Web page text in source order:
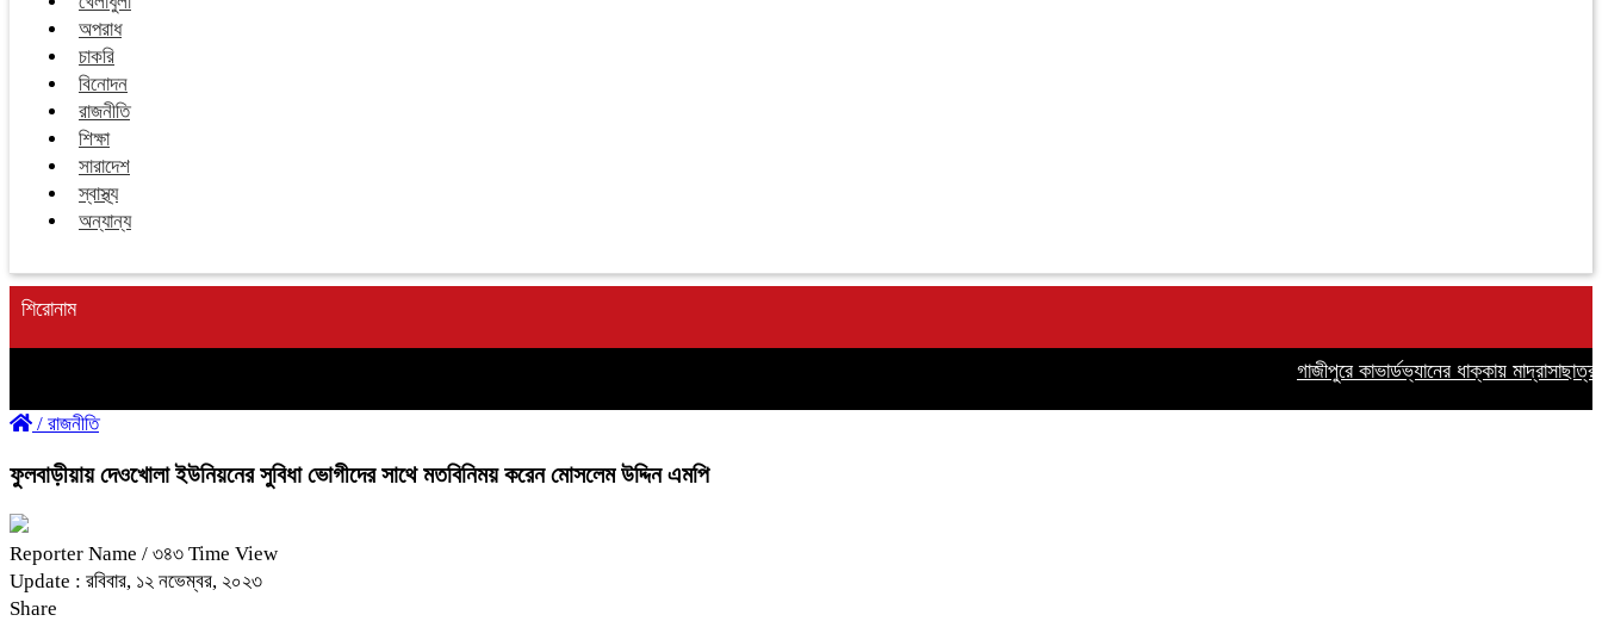
অপরাধ
চাকরি
বিনোদন
রাজনীতি
শিক্ষা
সারাদেশ
স্বাস্থ্য
অন্যান্য
শিরোনাম
গাজীপুরে কাভার্ডভ্যানের ধাক্কায় মাদ্রাসাছাত্র
/ রাজনীতি
ফুলবাড়ীয়ায় দেওখোলা ইউনিয়নের সুবিধা ভোগীদের সাথে মতবিনিময় করেন মোসলেম উদ্দিন এমপি
Reporter Name / ৩৪৩ Time View
Update : রবিবার, ১২ নভেম্বর, ২০২৩
Share